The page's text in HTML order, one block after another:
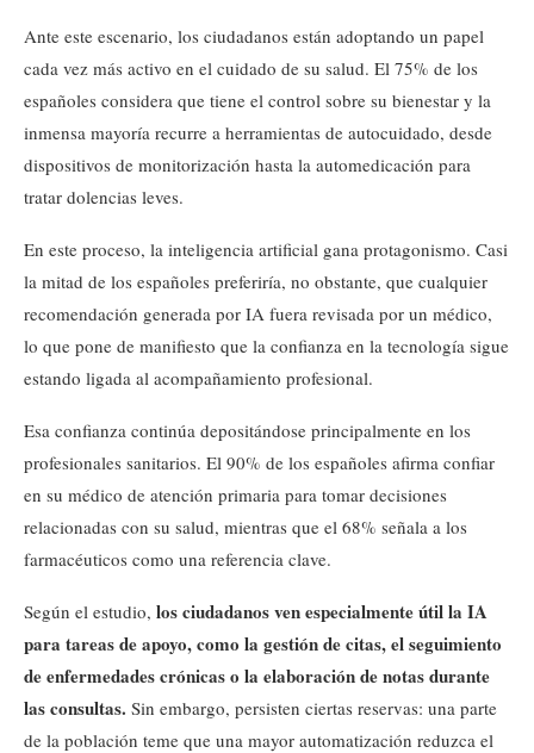
Ante este escenario, los ciudadanos están adoptando un papel
cada vez más activo en el cuidado de su salud. El 75% de los
españoles considera que tiene el control sobre su bienestar y la
inmensa mayoría recurre a herramientas de autocuidado, desde
dispositivos de monitorización hasta la automedicación para
tratar dolencias leves.
En este proceso, la inteligencia artificial gana protagonismo. Casi
la mitad de los españoles preferiría, no obstante, que cualquier
recomendación generada por IA fuera revisada por un médico,
lo que pone de manifiesto que la confianza en la tecnología sigue
estando ligada al acompañamiento profesional.
Esa confianza continúa depositándose principalmente en los
profesionales sanitarios. El 90% de los españoles afirma confiar
en su médico de atención primaria para tomar decisiones
relacionadas con su salud, mientras que el 68% señala a los
farmacéuticos como una referencia clave.
Según el estudio, los ciudadanos ven especialmente útil la IA
para tareas de apoyo, como la gestión de citas, el seguimiento
de enfermedades crónicas o la elaboración de notas durante
las consultas. Sin embargo, persisten ciertas reservas: una parte
de la población teme que una mayor automatización reduzca el